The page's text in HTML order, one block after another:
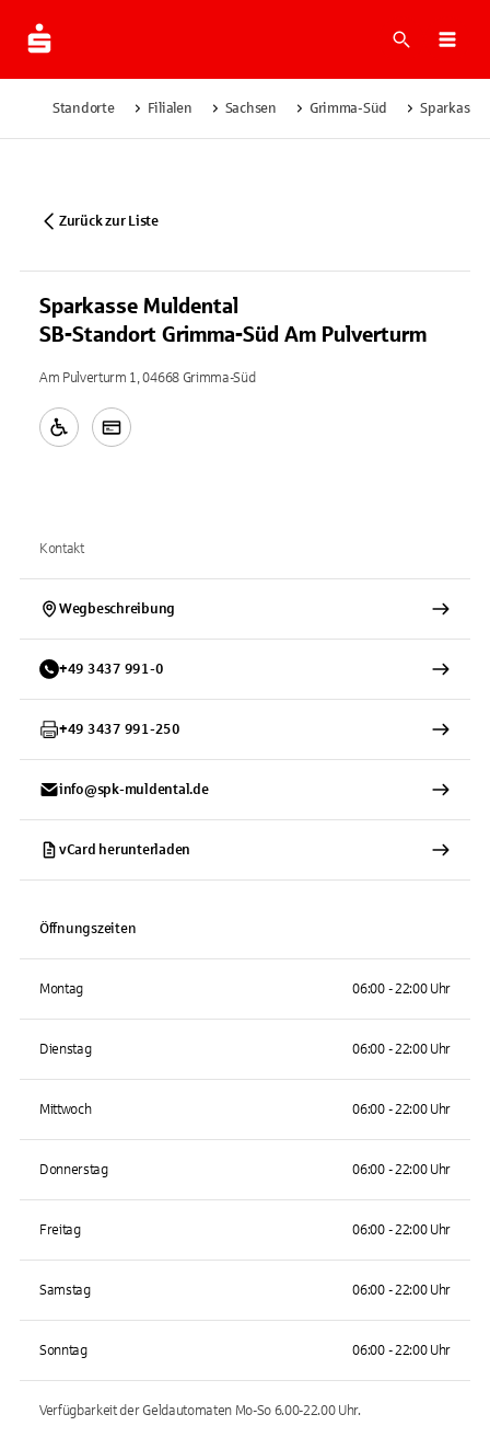
Suche
Standorte Filialen Sachsen Grimma-Süd Sparkasse
Zurück zur Liste
Sparkasse Muldental
SB-Standort Grimma-Süd Am Pulverturm
Am Pulverturm 1, 04668 Grimma-Süd
Kontakt
Wegbeschreibung
+49 3437 991-0
+49 3437 991-250
info@spk-muldental.de
vCard herunterladen
Öffnungszeiten
Montag 06:00 - 22:00 Uhr
Dienstag 06:00 - 22:00 Uhr
Mittwoch 06:00 - 22:00 Uhr
Donnerstag 06:00 - 22:00 Uhr
Freitag 06:00 - 22:00 Uhr
Samstag 06:00 - 22:00 Uhr
Sonntag 06:00 - 22:00 Uhr
Verfügbarkeit der Geldautomaten Mo-So 6.00-22.00Uhr.